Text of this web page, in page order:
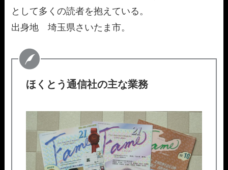
として多くの読者を抱えている。
出身地 埼玉県さいたま市。
ほくとう通信社の主な業務